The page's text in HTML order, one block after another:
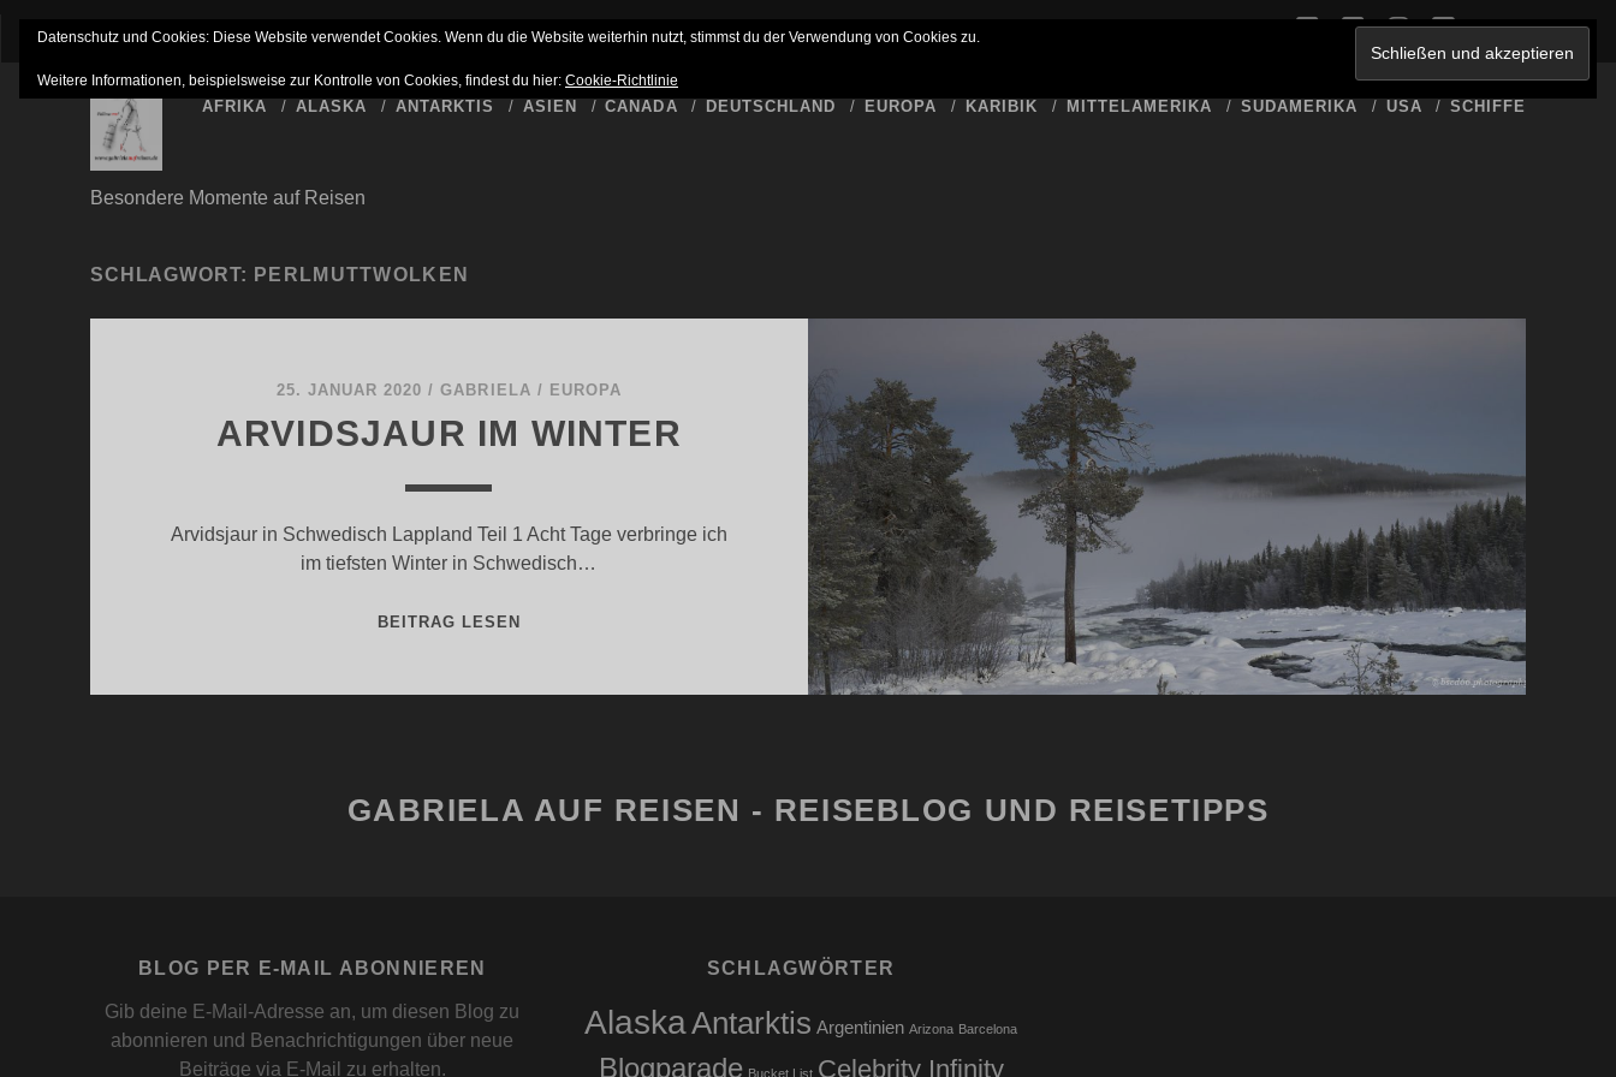
IMPRESSUM NETTIQUETTE HAFTUNGSAUSSCHLUSS BUCKET LIST WER SCHREIBT HIER DATENSCHUTZERKLÄRUNG twitterfacebook
instagram
youtube
Besondere Momente auf Reisen
AFRIKA ALASKA ANTARKTIS ASIEN CANADA DEUTSCHLAND EUROPA KARIBIK MITTELAMERIKA SÜDAMERIKA USA SCHIFFE
SCHLAGWORT: PERLMUTTWOLKEN
25. JANUAR 2020 /GABRIELA / EUROPA
ARVIDSJAUR IM WINTER
Arvidsjaur in Schwedisch Lappland Teil 1 Acht Tage verbringe ich
im tiefsten Winter in Schwedisch…
BEITRAG LESEN
GABRIELA AUF REISEN - REISEBLOG UND REISETIPPS
BLOG PER E-MAIL ABONNIEREN
Gib deine E-Mail-Adresse an, um diesen Blog zu
abonnieren und Benachrichtigungen über neue
Beiträge via E-Mail zu erhalten.
SCHLAGWÖRTER
AlaskaAntarktis Argentinien Arizona Barcelona
Blogparade Bucket List Celebrity Infinity
Datenschutz und Cookies: Diese Website verwendet Cookies. Wenn du die Website weiterhin nutzt, stimmst du der Verwendung von Cookies zu.
Weitere Informationen, beispielsweise zur Kontrolle von Cookies, findest du hier: Cookie-Richtlinie